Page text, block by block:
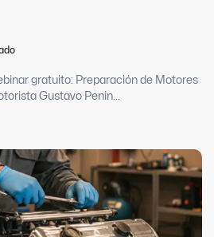
gratuito: Preparación de Motores
Gustavo Penin...